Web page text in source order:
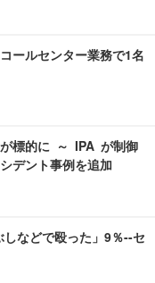
ールセンター業務で1名
標的に ～ IPA が制御
デント事例を追加
しなどで殴った」9％--セ